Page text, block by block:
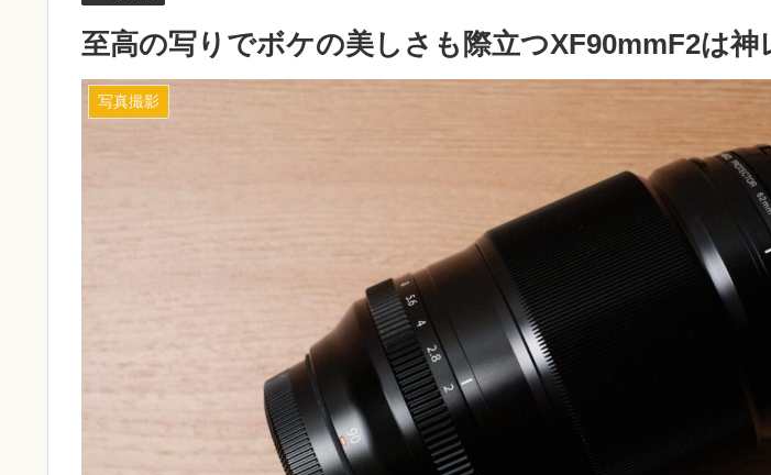
至高の写りでボケの美しさも際立つXF90mmF2は神
写真撮影